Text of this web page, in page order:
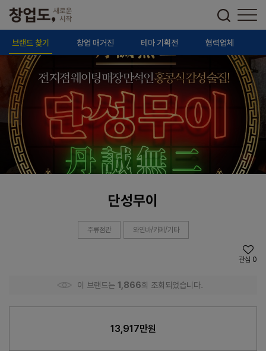
브랜드 찾기 창업 매거진 테마 기획전 협력업체
단성무이
주류점관 와인바/카페/기타
관심 0
이 브랜드는 1,866회 조회되었습니다.
13,917만원